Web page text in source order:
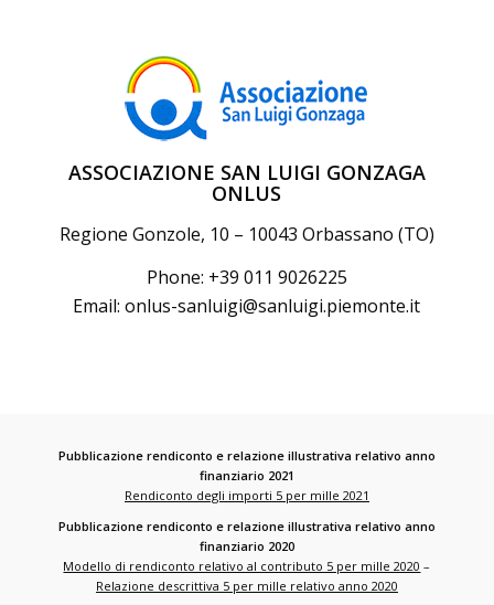
ASSOCIAZIONE SAN LUIGI GONZAGA
ONLUS
Regione Gonzole, 10 – 10043 Orbassano (TO)
Phone: +39 011 9026225
Email:onlus-sanluigi@sanluigi.piemonte.it
Pubblicazione rendiconto e relazione illustrativa relativo anno
finanziario 2021
Rendiconto degli importi 5 per mille 2021
Pubblicazione rendiconto e relazione illustrativa relativo anno
finanziario 2020
Modello di rendiconto relativo al contributo 5 per mille 2020 –
Relazione descrittiva 5 per mille relativo anno 2020